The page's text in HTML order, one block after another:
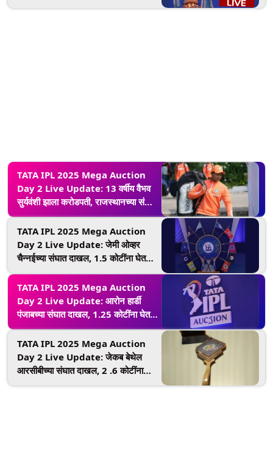
TATA IPL 2025 Mega Auction
Day 2 Live Update: 13 वर्षीय वैभव
सुर्यवंशी झाला करोडपती, राजस्थानच्या संघात
झाला दाखल
TATA IPL 2025 Mega Auction
Day 2 Live Update: जेमी ओव्हर
चैन्नईच्या संघात दाखल, 1.5 कोटींना घेतले
TATA IPL 2025 Mega Auction
Day 2 Live Update: आरोन हार्डी
पंजाबच्या संघात दाखल, 1.25 कोटींना घेतले
विकत
TATA IPL 2025 Mega Auction
Day 2 Live Update: जेकब बेथेल
आरसीबीच्या संघात दाखल, 2 .6 कोटींना